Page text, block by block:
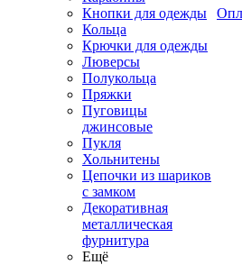
Кнопки для одежды
Кольца
Крючки для одежды
Люверсы
Полукольца
Пряжки
Пуговицы
джинсовые
Пукля
Хольнитены
Цепочки из шариков
с замком
Декоративная
металлическая
фурнитура
Ещё